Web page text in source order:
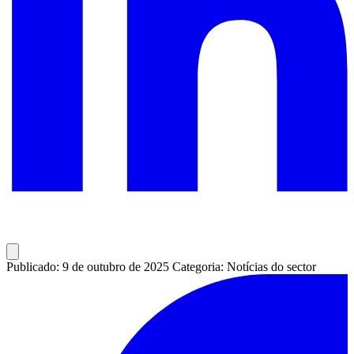
Publicado: 9 de outubro de 2025 Categoria: Notícias do sector